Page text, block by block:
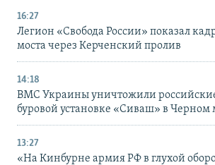
16:27
Легион «Свобода России» показал
моста через Керченский пролив
14:18
ВМС Украины уничтожили
буровой установке «Сиваш» в Черном
13:27
«На Кинбурне армия РФ в глухой